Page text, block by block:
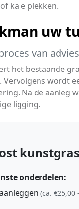
kale plekken.
uw
van
het bestaande
. Vervolgens wordt
Na de aanleg
ligging.
onderdelen:
(ca. €25,00 -